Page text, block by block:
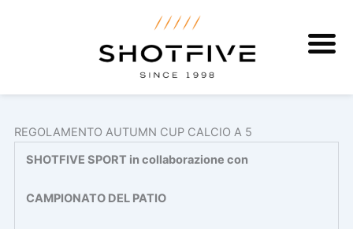
REGOLAMENTO AUTUMN CUP CALCIO A 5
SHOTFIVE SPORT in collaborazione con
CAMPIONATO DEL PATIO